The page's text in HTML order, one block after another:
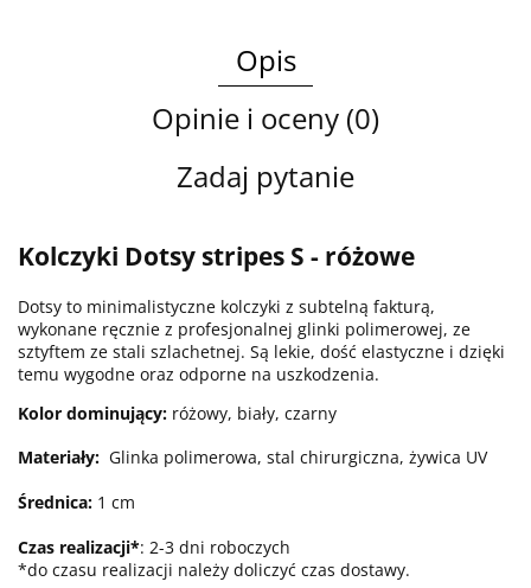
Opis
Opinie i oceny (0)
Zadaj pytanie
Kolczyki Dotsy stripes S - różowe
Dotsy to minimalistyczne kolczyki z subtelną fakturą,
wykonane ręcznie z profesjonalnej glinki polimerowej, ze
sztyftem ze stali szlachetnej. Są lekie, dość elastyczne i dzięki
temu wygodne oraz odporne na uszkodzenia.
Kolor dominujący: różowy, biały, czarny
Materiały: Glinka polimerowa, stal chirurgiczna, żywica UV
Średnica: 1 cm
Czas realizacji*: 2-3 dni roboczych
*do czasu realizacji należy doliczyć czas dostawy.